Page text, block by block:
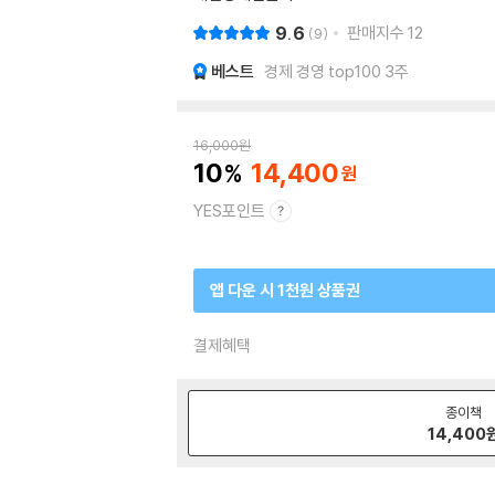
9.6 9 판매지수 12
베스트 경제 경영 top100 3주
16,000원
10 14,400
YES포인트
앱 다운 시 1천원 상품권
결제혜택
종이책
14,400